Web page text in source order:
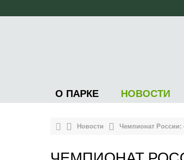
О ПАРКЕ НОВОСТИ
Новости Чемпионат России: